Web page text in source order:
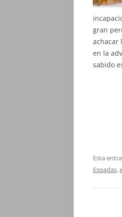
gran
achacar
en la
sabido
Esta
Espadas,